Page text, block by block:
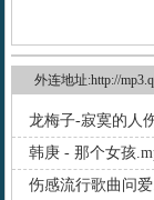
外连地址:http://
龙梅子-寂寞的人
韩庚 - 那个女孩
伤感流行歌曲问